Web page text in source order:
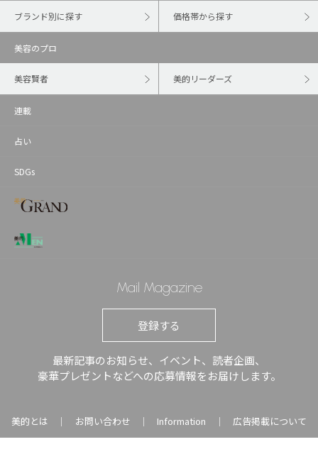
ブランド別に探す 価格帯から探す
美容のプロ
美容賢者 美的リーダーズ
連載
占い
SDGs
Mail Magazine
登録する
最新記事のお知らせ、イベント、読者企画、
豪華プレゼントなどへの応募情報をお届けします。
美的とは ｜ お問い合わせ ｜ Information ｜ 広告掲載について